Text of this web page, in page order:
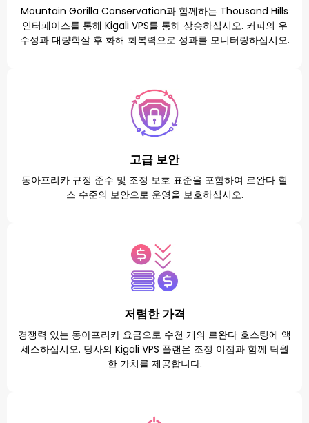
Mountain Gorilla Conservation과 함께하는 Thousand Hills
인터페이스를 통해 Kigali VPS를 통해 상승하십시오. 커피의 우
수성과 대량학살 후 화해 회복력으로 성과를 모니터링하십시오.
고급 보안
동아프리카 규정 준수 및 조정 보호 표준을 포함하여 르완다 힐
스 수준의 보안으로 운영을 보호하십시오.
저렴한 가격
경쟁력 있는 동아프리카 요금으로 수천 개의 르완다 호스팅에 액
세스하십시오. 당사의 Kigali VPS 플랜은 조정 이점과 함께 탁월
한 가치를 제공합니다.